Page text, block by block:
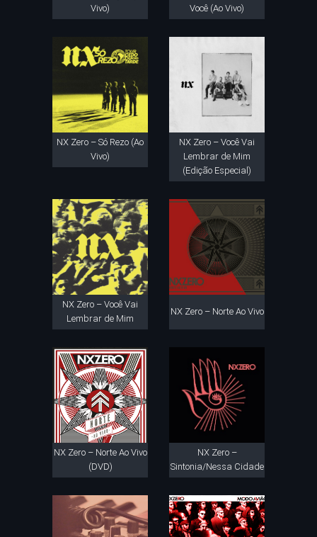
Vivo)
Você (Ao Vivo)
NX Zero – Só Rezo (Ao
Vivo)
NX Zero – Você Vai
Lembrar de Mim
(Edição Especial)
NX Zero – Você Vai
Lembrar de Mim
NX Zero – Norte Ao Vivo
NX Zero – Norte Ao Vivo
(DVD)
NX Zero –
Sintonia/Nessa Cidade